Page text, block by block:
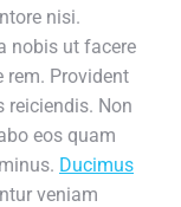
nisi.
nobis ut facere
rem. Provident
Non
eos quam
Ducimus
veniam